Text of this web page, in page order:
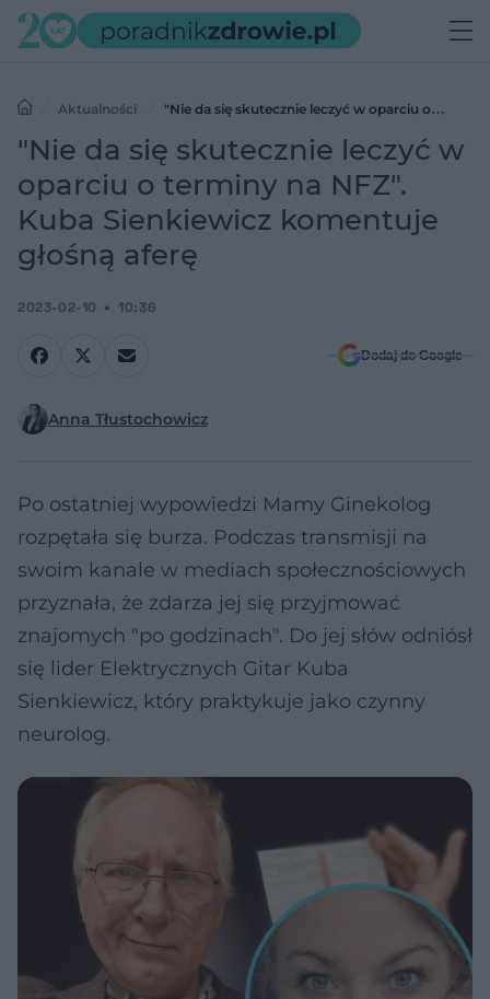
Aktualności
"Nie da się skutecznie leczyć w oparciu o
terminy na NFZ". Kuba Sienkiewicz komentuje głośną aferę
"Nie da się skutecznie leczyć w
oparciu o terminy na NFZ".
Kuba Sienkiewicz komentuje
głośną aferę
2023-02-10 10:36
Dodaj do Google
Anna Tłustochowicz
Po ostatniej wypowiedzi Mamy Ginekolog
rozpętała się burza. Podczas transmisji na
swoim kanale w mediach społecznościowych
przyznała, że zdarza jej się przyjmować
znajomych "po godzinach". Do jej słów odniósł
się lider Elektrycznych Gitar Kuba
Sienkiewicz, który praktykuje jako czynny
neurolog.